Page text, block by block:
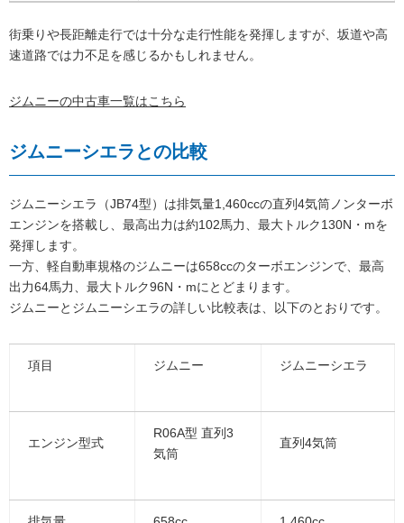
街乗りや長距離走行では十分な走行性能を発揮しますが、坂道や高
速道路では力不足を感じるかもしれません。
ジムニーの中古車一覧はこちら
ジムニーシエラとの比較
ジムニーシエラ（JB74型）は排気量1,460ccの直列4気筒ノンターボ
エンジンを搭載し、最高出力は約102馬力、最大トルク130N・mを
発揮します。
一方、軽自動車規格のジムニーは658ccのターボエンジンで、最高
出力64馬力、最大トルク96N・mにとどまります。
ジムニーとジムニーシエラの詳しい比較表は、以下のとおりです。
項目 ジムニー ジムニーシエラ
エンジン型式
R06A型 直列3
気筒
直列4気筒